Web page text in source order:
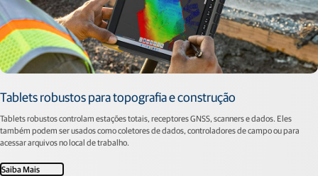
Tablets robustos para topografia e construção
Tablets robustos controlam estações totais, receptores GNSS, scanners e dados. Eles
também podem ser usados como coletores de dados, controladores de campo ou para
acessar arquivos no local de trabalho.
Saiba Mais